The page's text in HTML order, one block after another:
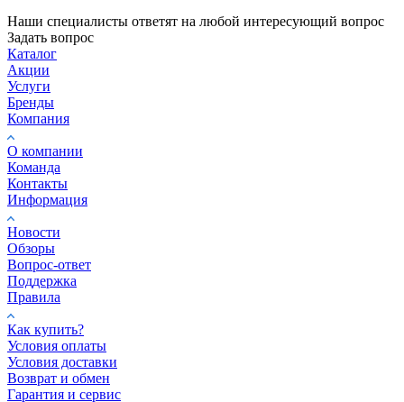
Наши специалисты ответят на любой интересующий вопрос
Задать вопрос
Каталог
Акции
Услуги
Бренды
Компания
О компании
Команда
Контакты
Информация
Новости
Обзоры
Вопрос-ответ
Поддержка
Правила
Как купить?
Условия оплаты
Условия доставки
Возврат и обмен
Гарантия и сервис